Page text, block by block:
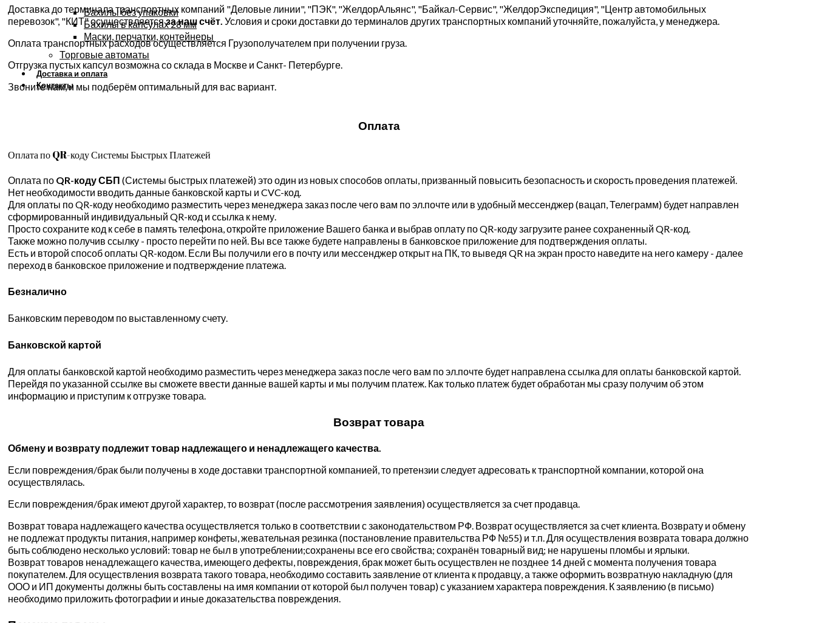
Бахилы без упаковки
Бахилы в капсулах 28 мм
Маски, перчатки, контейнеры
Торговые автоматы
Доставка и оплата
Контакты
Доставка до терминала транспортных компаний "Деловые линии", "ПЭК", "ЖелдорАльянс", "Байкал-Сервис", "ЖелдорЭкспедиция", "Центр автомобильных
перевозок", "КИТ" осуществляетсяза наш счёт. Условия и сроки доставки до терминалов других транспортных компаний уточняйте, пожалуйста, у менеджера.
Оплата транспортных расходов осуществляется Грузополучателем при получении груза.
Отгрузка пустых капсул возможна со склада в Москве и Санкт- Петербурге.
Звоните нам, и мы подберём оптимальный для вас вариант.
Оплата
Оплата по QR-коду Системы Быстрых Платежей
Оплата по QR-коду СБП (Системы быстрых платежей) это один из новых способов оплаты, призванный повысить безопасность и скорость проведения платежей.
Нет необходимости вводить данные банковской карты и CVC-код.
Для оплаты по QR-коду необходимо разместить через менеджера заказ после чего вам по эл.почте или в удобный мессенджер (вацап, Телеграмм) будет направлен
сформированный индивидуальный QR-код и ссылка к нему.
Просто сохраните код к себе в память телефона, откройте приложение Вашего банка и выбрав оплату по QR-коду загрузите ранее сохраненный QR-код.
Также можно получив ссылку - просто перейти по ней. Вы все также будете направлены в банковское приложение для подтверждения оплаты.
Есть и второй способ оплаты QR-кодом. Если Вы получили его в почту или мессенджер открыт на ПК, то выведя QR на экран просто наведите на него камеру - далее
переход в банковское приложение и подтверждение платежа.
Безналично
Банковским переводом по выставленному счету.
Банковской картой
Для оплаты банковской картой необходимо разместить через менеджера заказ после чего вам по эл.почте будет направлена ссылка для оплаты банковской картой.
Перейдя по указанной ссылке вы сможете ввести данные вашей карты и мы получим платеж. Как только платеж будет обработан мы сразу получим об этом
информацию и приступим к отгрузке товара.
Возврат товара
Обмену и возврату подлежит товар надлежащего и ненадлежащего качества.
Если повреждения/брак были получены в ходе доставки транспортной компанией, то претензии следует адресовать к транспортной компании, которой она
осуществлялась.
Если повреждения/брак имеют другой характер, то возврат (после рассмотрения заявления) осуществляется за счет продавца.
Возврат товара надлежащего качества осуществляется только в соответствии с законодательством РФ. Возврат осуществляется за счет клиента. Возврату и обмену
не подлежат продукты питания, например конфеты, жевательная резинка (постановление правительства РФ №55) и т.п. Для осуществления возврата товара должно
быть соблюдено несколько условий: товар не был в употреблении;сохранены все его свойства; сохранён товарный вид; не нарушены пломбы и ярлыки.
Возврат товаров ненадлежащего качества, имеющего дефекты, повреждения, брак может быть осуществлен не позднее 14 дней с момента получения товара
покупателем. Для осуществления возврата такого товара, необходимо составить заявление от клиента к продавцу, а также оформить возвратную накладную (для
ООО и ИП документы должны быть составлены на имя компании от которой был получен товар) с указанием характера повреждения. К заявлению (в письмо)
необходимо приложить фотографии и иные доказательства повреждения.